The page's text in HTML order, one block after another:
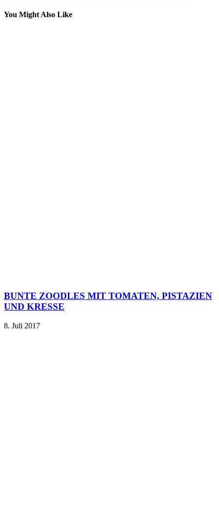
You Might Also Like
BUNTE ZOODLES MIT TOMATEN, PISTAZIEN
UND KRESSE
8. Juli 2017